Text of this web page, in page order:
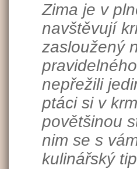
Zima je v
navštěvují
zasloužený
nepřežili
ptáci si v
povětšinou
nim se s
kulinářský